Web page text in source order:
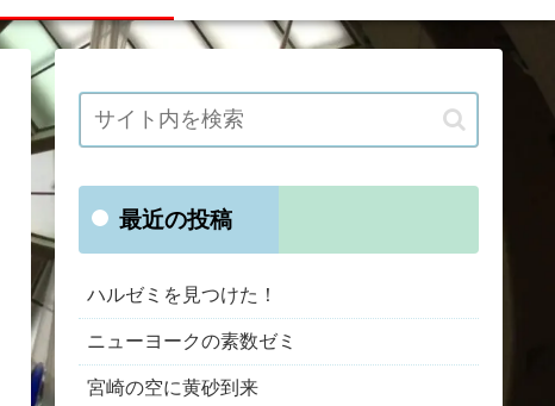
最近の投稿
ハルゼミを見つけた！
ニューヨークの素数ゼミ
宮崎の空に黄砂到来